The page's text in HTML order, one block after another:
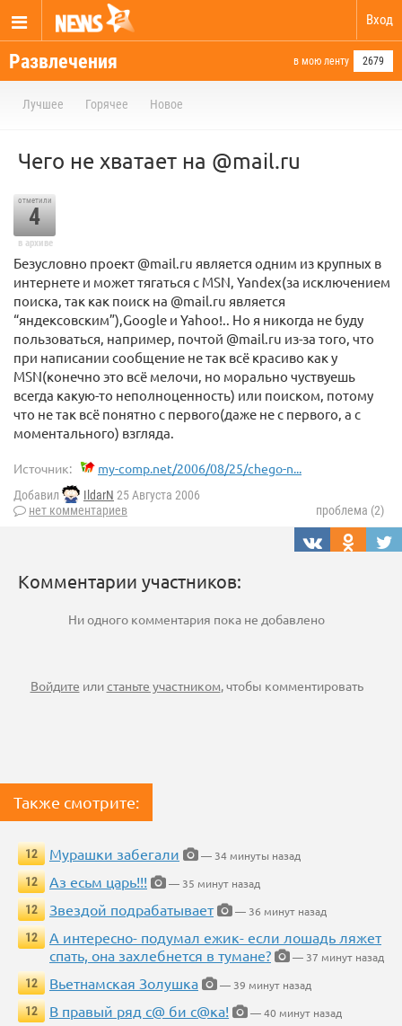
Вход
Развлечения в мою ленту 2679
Лучшее Горячее Новое
Чего не хватает на @mail.ru
отметили
4
в архиве
Безусловно проект @mail.ru является одним из крупных в
интернете и может тягаться с MSN, Yandex(за исключением
поиска, так как поиск на @mail.ru является
“яндексовским”),Google и Yahoo!.. Но я никогда не буду
пользоваться, например, почтой @mail.ru из-за того, что
при написании сообщение не так всё красиво как у
MSN(конечно это всё мелочи, но морально чуствуешь
всегда какую-то неполноценность) или поиском, потому
что не так всё понятно с первого(даже не с первого, а с
моментального) взгляда.
Источник: my-comp.net/2006/08/25/chego-n...
Добавил IldarN 25 Августа 2006
нет комментариев
проблема (2)
Комментарии участников:
Ни одного комментария пока не добавлено
Войдите илистаньте участником, чтобы комментировать
Также смотрите:
12 Мурашки забегали
— 34 минуты назад
12
Аз есьм царь!!!
— 35 минут назад
12
Звездой подрабатывает
— 36 минут назад
12
А интересно- подумал ежик- если лошадь ляжет
спать, она захлебнется в тумане?
— 37 минут назад
12
Вьетнамская Золушка
— 39 минут назад
12
В правый ряд с@ би с@ка!
— 40 минут назад